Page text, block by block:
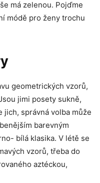
má zelenou. Pojďme
módě pro ženy trochu
geometrických vzorů,
jimi posety sukně,
jich, správná volba může
barevným
bílá klasika. V létě se
vzorů, třeba do
aztéckou,